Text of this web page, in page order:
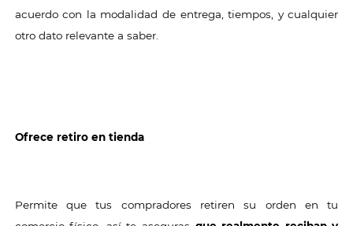
acuerdo con la modalidad de entrega, tiempos, y cualquier
otro dato relevante a saber.
Ofrece retiro en tienda
Permite que tus compradores retiren su orden en tu